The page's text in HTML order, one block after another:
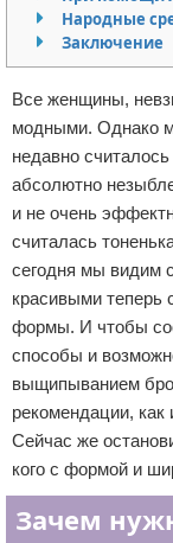
Уход за
СПА
Парфюмерия
Прически
Разное
Уход за лицом
Хирургия
Отказ отНародные
Заключение
Все женщины,
модными. Однако
недавно
абсолютно
и не очень
считалась
сегодня мы видим
красивыми теперь
формы. И чтобы
способы и
выщипыванием
рекомендации, как
Сейчас же
кого с формой и
Зачем